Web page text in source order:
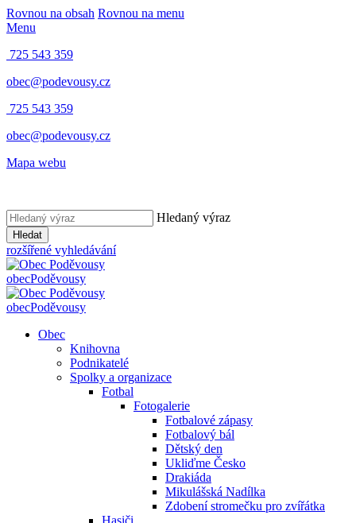
Rovnou na obsah Rovnou na menu
Menu
725 543 359
obec@podevousy.cz
725 543 359
obec@podevousy.cz
Mapa webu
Hledaný výraz
Hledat
rozšířené vyhledávání
obecPoděvousy
obecPoděvousy
Obec
Knihovna
Podnikatelé
Spolky a organizace
Fotbal
Fotogalerie
Fotbalové zápasy
Fotbalový bál
Dětský den
Ukliďme Česko
Drakiáda
Mikulášská Nadílka
Zdobení stromečku pro zvířátka
Hasiči